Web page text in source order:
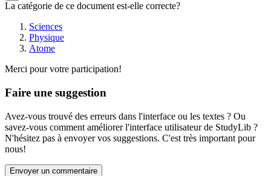
La catégorie de ce document est-elle correcte?
Sciences
Physique
Atome
Merci pour votre participation!
Faire une suggestion
Avez-vous trouvé des erreurs dans l'interface ou les textes ? Ou
savez-vous comment améliorer l'interface utilisateur de StudyLib ?
N'hésitez pas à envoyer vos suggestions. C'est très important pour
nous!
Envoyer un commentaire